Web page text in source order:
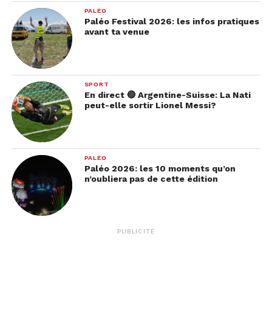
PALÉO
Paléo Festival 2026: les infos pratiques
avant ta venue
SPORT
En direct 🔴 Argentine-Suisse: La Nati
peut-elle sortir Lionel Messi?
PALÉO
Paléo 2026: les 10 moments qu’on
n’oubliera pas de cette édition
PUBLICITÉ